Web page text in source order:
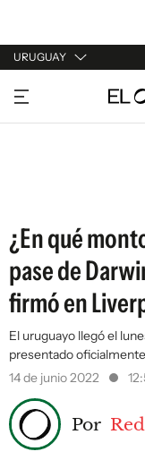
URUGUAY
URUGUAY
ARGENTINA
¿En qué
pase de
firmó en
El uruguayo llegó el
presentado
14 de junio 2022
Por